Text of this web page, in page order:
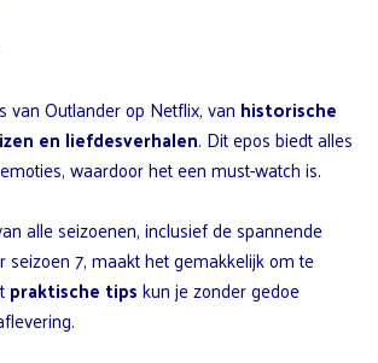
van Outlander op Netflix, van historische
en liefdesverhalen. Dit epos biedt alles
waardoor het een must-watch is.
alle seizoenen, inclusief de spannende
seizoen 7, maakt het gemakkelijk om te
praktische tipskun je zonder gedoe